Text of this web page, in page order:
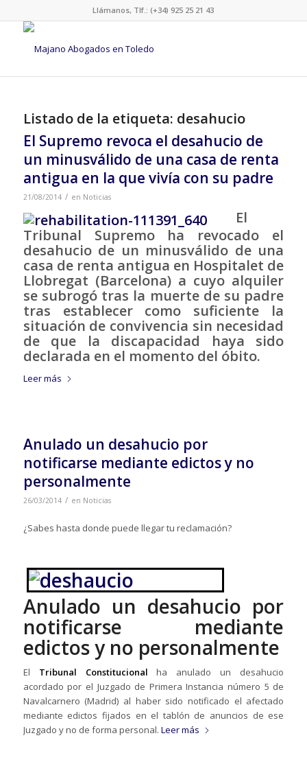
Llámanos, Tlf.: (+34) 925 25 21 43
Listado de la etiqueta: desahucio
El Supremo revoca el desahucio de
un minusválido de una casa de renta
antigua en la que vivía con su padre
21/08/2014 / en Noticias
El
Tribunal Supremo ha revocado el
desahucio de un minusválido de una
casa de renta antigua en Hospitalet de
Llobregat (Barcelona) a cuyo alquiler
se subrogó tras la muerte de su padre
tras establecer como suficiente la
situación de convivencia sin necesidad
de que la discapacidad haya sido
declarada en el momento del óbito.
Leer más
Anulado un desahucio por
notificarse mediante edictos y no
personalmente
26/03/2014 / en Noticias
¿Sabes hasta donde puede llegar tu reclamación?
Anulado un desahucio por
notificarse mediante
edictos y no personalmente
El Tribunal Constitucional ha anulado un desahucio
acordado por el Juzgado de Primera Instancia número 5 de
Navalcarnero (Madrid) al haber sido notificado el afectado
mediante edictos fijados en el tablón de anuncios de ese
Juzgado y no de forma personal. Leer más